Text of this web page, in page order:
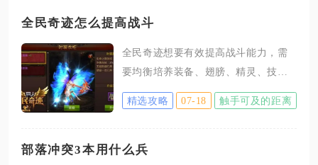
全民奇迹怎么提高战斗
全民奇迹想要有效提高战斗能力，需
要均衡培养装备、翅膀、精灵、技能
多类系统，合理分配各类资源，同时
搭配适配的战斗配置，兼顾面板属性
缓慢。装备是战斗属性的基础，获取
精选攻略 07-18 触手可及的距离
部落冲突3本用什么兵